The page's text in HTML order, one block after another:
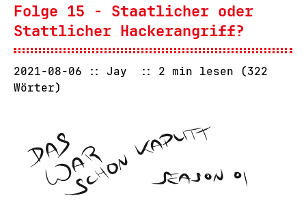
Folge 15 - Staatlicher oder
Stattlicher Hackerangriff?
2021-08-06 Jay
2 min lesen (322
Wörter)